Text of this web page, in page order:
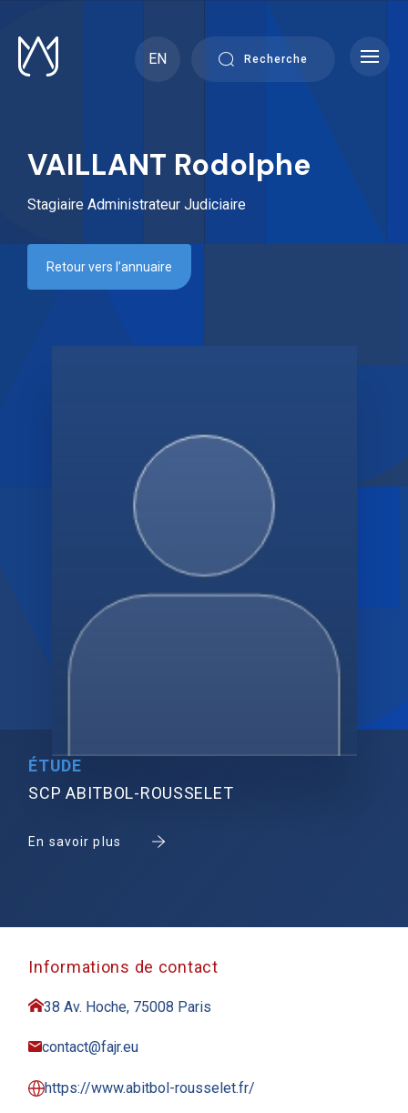
content
EN
Recherche
VAILLANT Rodolphe
Stagiaire Administrateur Judiciaire
Retour vers l’annuaire
ÉTUDE
SCP ABITBOL-ROUSSELET
En savoir plus
Informations de contact
38 Av. Hoche, 75008 Paris
contact@fajr.eu
https://www.abitbol-rousselet.fr/